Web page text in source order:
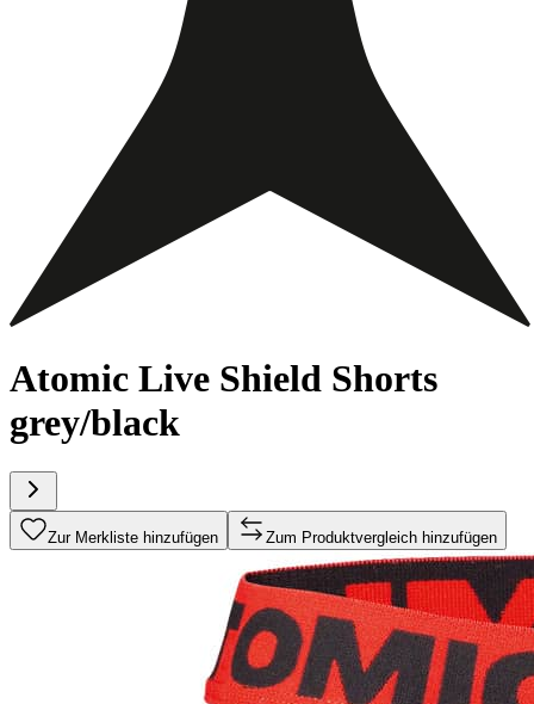
Atomic Live Shield Shorts
grey/black
Zur Merkliste hinzufügen Zum Produktvergleich hinzufügen